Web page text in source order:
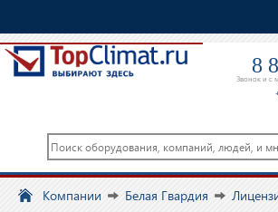
8
Звонок и с
Компании Белая Гвардия